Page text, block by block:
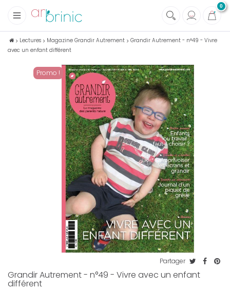
0
+
Tissus
Mercerie
Soins et Santé au naturel
Maison écologique
Lectures Magazine Grandir Autrement
Grandir Autrement - n°49 - Vivre
avec un enfant différent
Promo !
Partager
Grandir Autrement - n°49 - Vivre avec un enfant
différent